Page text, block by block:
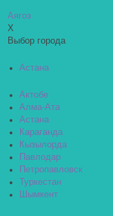
Аягоз
X
Выбор города
Астана
Актобе
Алма-Ата
Астана
Караганда
Кызылорда
Павлодар
Петропавловск
Туркестан
Шымкент